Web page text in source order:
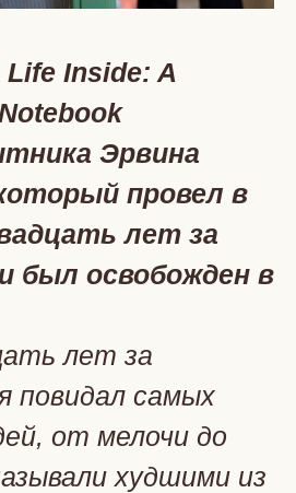
Life Inside: A
Эрвина
провел в
лет за
был освобожден в
лет за
повидал самых
от мелочи до
худшими из